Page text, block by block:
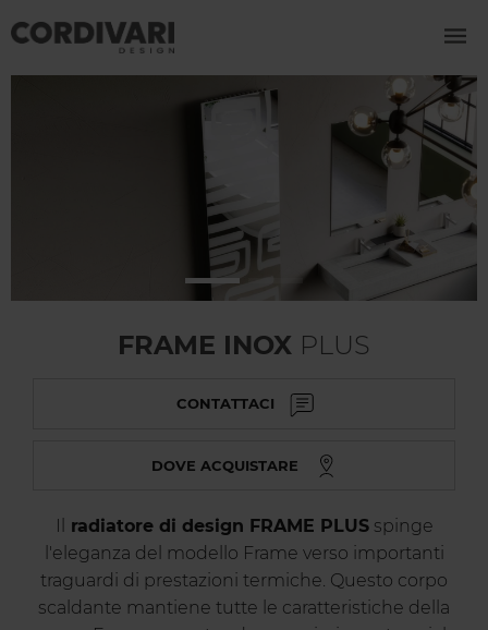
FRAME INOX PLUS
CONTATTACI
DOVE ACQUISTARE
Il radiatore di design FRAME PLUSspinge
l'eleganza del modello Frame verso importanti
traguardi di prestazioni termiche. Questo corpo
scaldante mantiene tutte le caratteristiche della